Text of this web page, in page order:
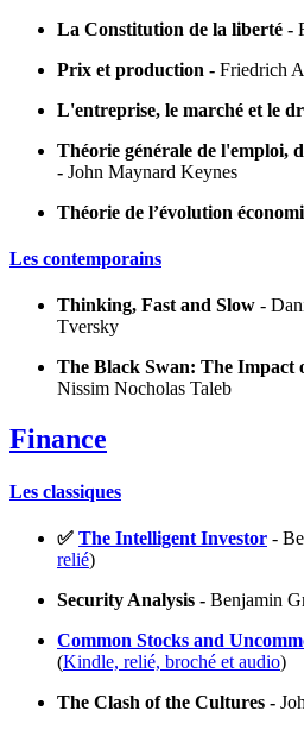
La Constitution de la liberté -
Prix et production - Friedrich
L'entreprise, le marché et le
Théorie générale de l'emploi,
- John Maynard Keynes
Théorie de l’évolution
Les contemporains
Thinking, Fast and Slow -
Tversky
The Black Swan: The Impact
Nissim Nocholas Taleb
Finance
Les classiques
✅ The Intelligent Investor -
relié)
Security Analysis - Benjamin
Common Stocks and
(Kindle, relié, broché et audio)
The Clash of the Cultures -